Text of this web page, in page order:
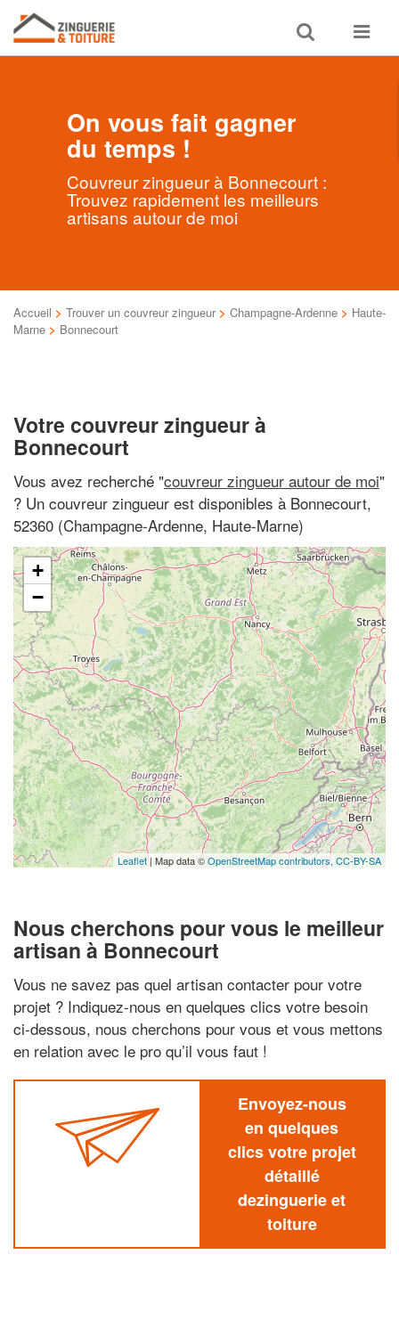
Toggle
search
Toggle
On vous fait gagner
du temps !
Couvreur zingueur à Bonnecourt :
Trouvez rapidement les meilleurs
artisans autour de moi
Accueil > Trouver un couvreur zingueur > Champagne-Ardenne > Haute-
Marne > Bonnecourt
Votre couvreur zingueur à
Bonnecourt
Vous avez recherché "couvreur zingueur autour de moi"
? Un couvreur zingueur est disponibles à Bonnecourt,
52360 (Champagne-Ardenne, Haute-Marne)
+
−
Leaflet| Map data ©OpenStreetMap contributors, CC-BY-SA
Nous cherchons pour vous le meilleur
artisan à Bonnecourt
Vous ne savez pas quel artisan contacter pour votre
projet ? Indiquez-nous en quelques clics votre besoin
ci-dessous, nous cherchons pour vous et vous mettons
en relation avec le pro qu’il vous faut !
Envoyez-nous
en quelques
clics votre projet
détaillé
dezinguerie et
toiture